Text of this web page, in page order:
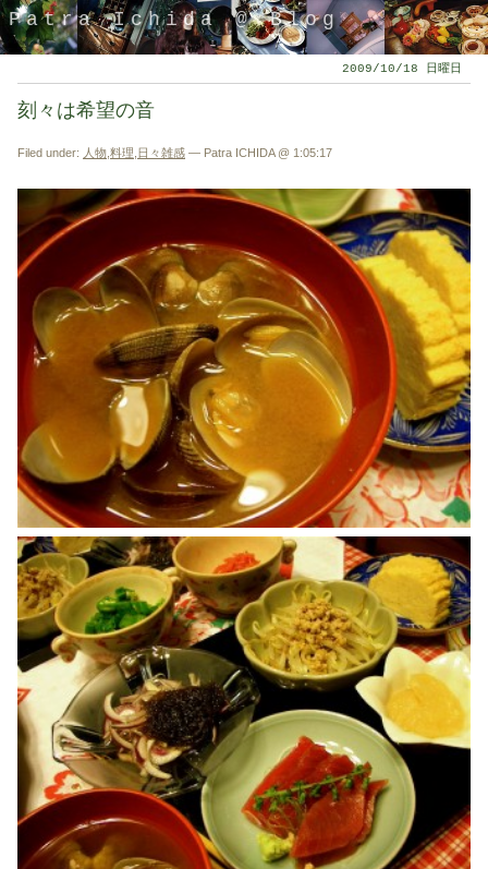
Patra Ichida @ Blog
引退したスタイリストの隠居ブログ
2009/10/18 日曜日
刻々は希望の音
Filed under: 人物 料理 日々雑感 — Patra ICHIDA @ 1:05:17